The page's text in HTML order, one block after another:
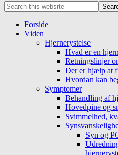
Mobile
Menu
Search
this
websiteForside
Viden
Hjernerystelse
Hvad er en
Retningslinjer
Der er hjælp at
Hvordan kan
Symptomer
Behandling af
Hovedpine og
Svimmelhed,
Syn og